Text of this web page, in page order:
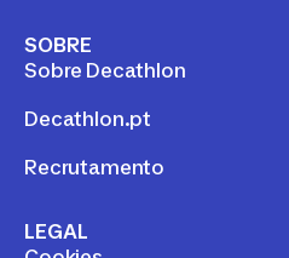
SOBRE
Sobre Decathlon
Decathlon.pt
Recrutamento
LEGAL